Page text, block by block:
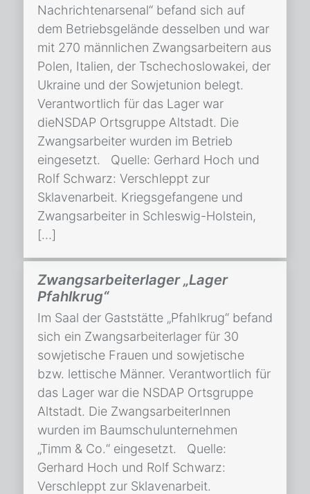
Nachrichtenarsenal“ befand sich auf
dem Betriebsgelände desselben und war
mit 270 männlichen Zwangsarbeitern aus
Polen, Italien, der Tschechoslowakei, der
Ukraine und der Sowjetunion belegt.
Verantwortlich für das Lager war
dieNSDAP Ortsgruppe Altstadt. Die
Zwangsarbeiter wurden im Betrieb
eingesetzt. Quelle: Gerhard Hoch und
Rolf Schwarz: Verschleppt zur
Sklavenarbeit. Kriegsgefangene und
Zwangsarbeiter in Schleswig-Holstein,
[…]
Zwangsarbeiterlager „Lager
Pfahlkrug“
Im Saal der Gaststätte „Pfahlkrug“ befand
sich ein Zwangsarbeiterlager für 30
sowjetische Frauen und sowjetische
bzw. lettische Männer. Verantwortlich für
das Lager war die NSDAP Ortsgruppe
Altstadt. Die ZwangsarbeiterInnen
wurden im Baumschulunternehmen
„Timm & Co.“ eingesetzt. Quelle:
Gerhard Hoch und Rolf Schwarz:
Verschleppt zur Sklavenarbeit.